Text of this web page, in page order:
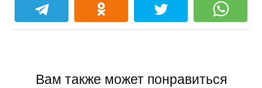
Вам также может понравиться